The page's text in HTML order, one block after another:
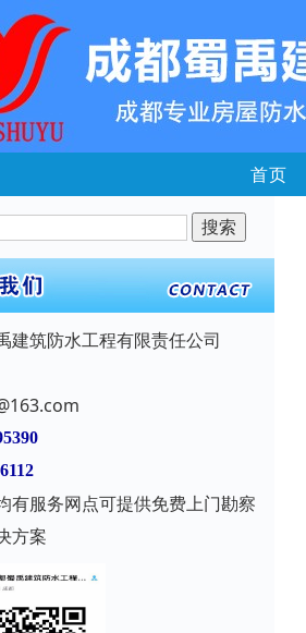
首页
建筑防水工程有限责任公司
有服务网点可提供免费上门勘察
方案